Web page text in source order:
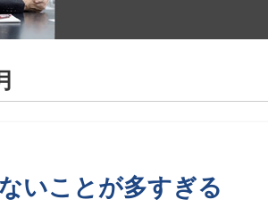
いことが多すぎる